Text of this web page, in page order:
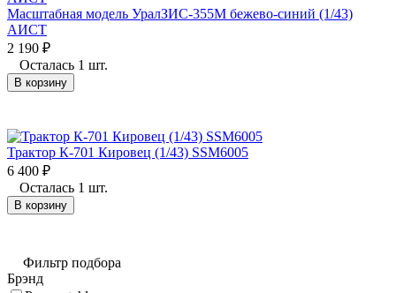
Масштабная модель УралЗИС-355М бежево-синий (1/43)
АИСТ
2 190 ₽
Осталась 1 шт.
В корзину
Трактор К-701 Кировец (1/43) SSM6005
6 400 ₽
Осталась 1 шт.
В корзину
Фильтр подбора
Брэнд